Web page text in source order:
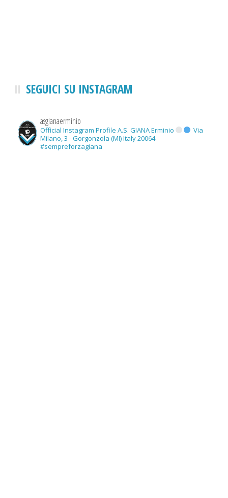
SEGUICI SU INSTAGRAM
asgianaerminio
Official Instagram Profile A.S. GIANA Erminio
Via
Milano, 3 - Gorgonzola (MI) Italy 20064
#sempreforzagiana